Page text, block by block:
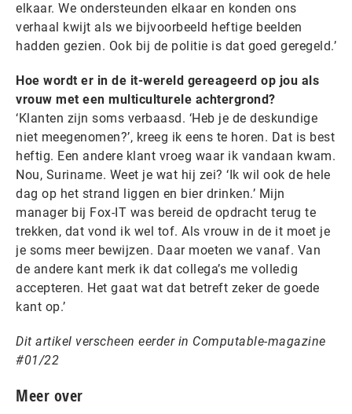
elkaar. We ondersteunden elkaar en konden ons
verhaal kwijt als we bijvoorbeeld heftige beelden
hadden gezien. Ook bij de politie is dat goed geregeld.’
Hoe wordt er in de it-wereld gereageerd op jou als
vrouw met een multiculturele achtergrond?
‘Klanten zijn soms verbaasd. ‘Heb je de deskundige
niet meegenomen?’, kreeg ik eens te horen. Dat is best
heftig. Een andere klant vroeg waar ik vandaan kwam.
Nou, Suriname. Weet je wat hij zei? ‘Ik wil ook de hele
dag op het strand liggen en bier drinken.’ Mijn
manager bij Fox-IT was bereid de opdracht terug te
trekken, dat vond ik wel tof. Als vrouw in de it moet je
je soms meer bewijzen. Daar moeten we vanaf. Van
de andere kant merk ik dat collega’s me volledig
accepteren. Het gaat wat dat betreft zeker de goede
kant op.’
Dit artikel verscheen eerder in Computable-magazine
#01/22
Meer over